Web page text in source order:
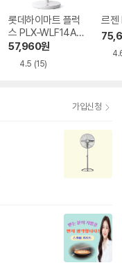
롯데하이마트 플럭
스 PLX-WLF14AB
WH
57,960원
4.5 (15)
르젠
가입신청